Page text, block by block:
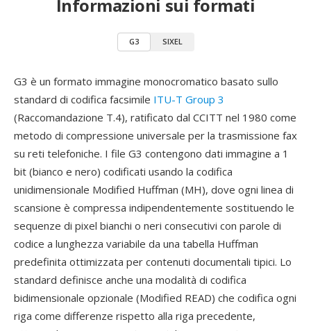
Informazioni sui formati
G3 SIXEL
G3 è un formato immagine monocromatico basato sullo
standard di codifica facsimile ITU-T Group 3
(Raccomandazione T.4), ratificato dal CCITT nel 1980 come
metodo di compressione universale per la trasmissione fax
su reti telefoniche. I file G3 contengono dati immagine a 1
bit (bianco e nero) codificati usando la codifica
unidimensionale Modified Huffman (MH), dove ogni linea di
scansione è compressa indipendentemente sostituendo le
sequenze di pixel bianchi o neri consecutivi con parole di
codice a lunghezza variabile da una tabella Huffman
predefinita ottimizzata per contenuti documentali tipici. Lo
standard definisce anche una modalità di codifica
bidimensionale opzionale (Modified READ) che codifica ogni
riga come differenze rispetto alla riga precedente,